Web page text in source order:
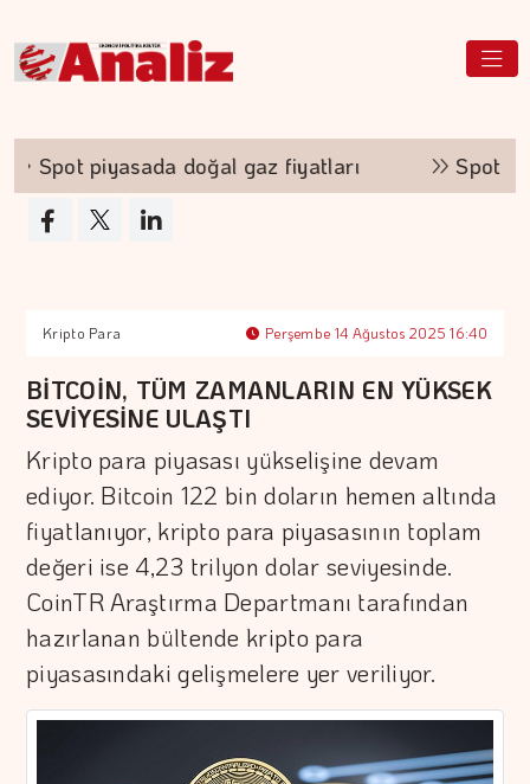
Spot piyasada doğal gaz fiyatları Spot
Kripto Para Perşembe 14 Ağustos 2025 16:40
BİTCOİN, TÜM ZAMANLARIN EN YÜKSEK
SEVİYESİNE ULAŞTI
Kripto para piyasası yükselişine devam
ediyor. Bitcoin 122 bin doların hemen altında
fiyatlanıyor, kripto para piyasasının toplam
değeri ise 4,23 trilyon dolar seviyesinde.
CoinTR Araştırma Departmanı tarafından
hazırlanan bültende kripto para
piyasasındaki gelişmelere yer veriliyor.